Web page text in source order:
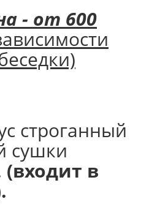
- от 600
строганный
сушки
(входит в